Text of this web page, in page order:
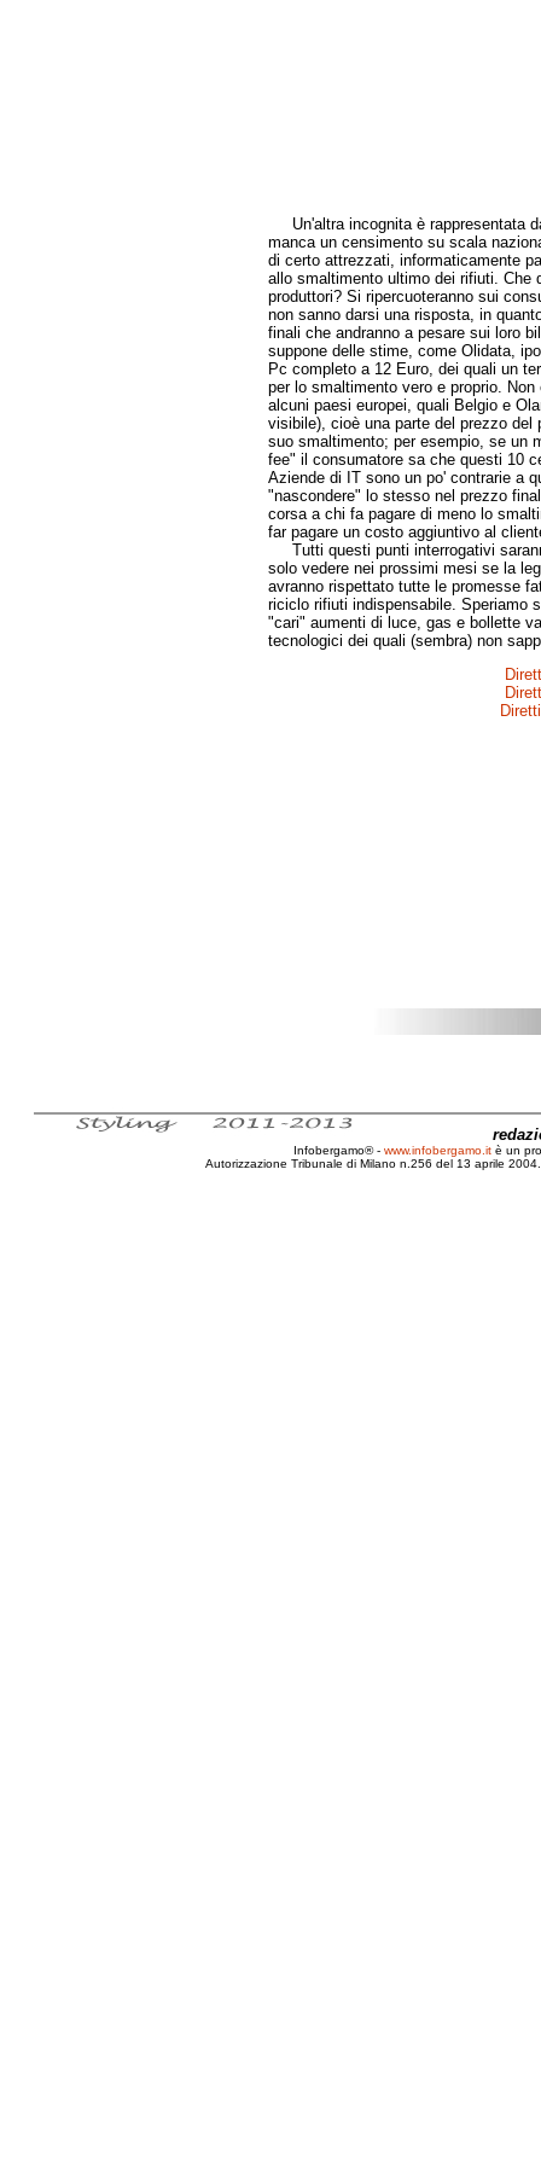
Un'altra incognita è rappresentata
manca un censimento su scala
di certo attrezzati, informaticamente
allo smaltimento ultimo dei rifiuti. Che
produttori? Si ripercuoteranno sui
non sanno darsi una risposta, in
finali che andranno a pesare sui loro
suppone delle stime, come Olidata,
Pc completo a 12 Euro, dei quali un
per lo smaltimento vero e proprio.
alcuni paesi europei, quali Belgio e
visibile), cioè una parte del prezzo
suo smaltimento; per esempio, se un
fee" il consumatore sa che questi 10
Aziende di IT sono un po' contrarie a
"nascondere" lo stesso nel prezzo
corsa a chi fa pagare di meno lo
far pagare un costo aggiuntivo al
Tutti questi punti interrogativi
solo vedere nei prossimi mesi se la
avranno rispettato tutte le promesse
riciclo rifiuti indispensabile. Speriamo
"cari" aumenti di luce, gas e bollette
tecnologici dei quali (sembra) non
Infobergamo® - www.infobergamo.it è un
Autorizzazione Tribunale di Milano n.256 del 13 aprile